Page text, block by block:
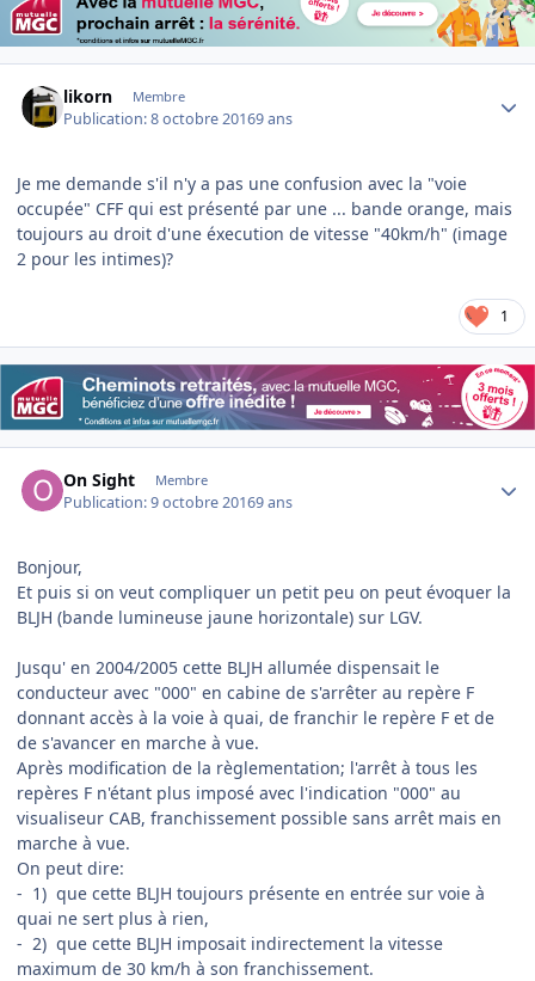
likorn Membre
Publication:8 octobre 20169 ans
Je me demande s'il n'y a pas une confusion avec la "voie
occupée" CFF qui est présenté par une ... bande orange, mais
toujours au droit d'une éxecution de vitesse "40km/h" (image
2 pour les intimes)?
1
On Sight Membre
Publication:9 octobre 20169 ans
Bonjour,
Et puis si on veut compliquer un petit peu on peut évoquer la
BLJH (bande lumineuse jaune horizontale) sur LGV.
Jusqu' en 2004/2005 cette BLJH allumée dispensait le
conducteur avec "000" en cabine de s'arrêter au repère F
donnant accès à la voie à quai, de franchir le repère F et de
de s'avancer en marche à vue.
Après modification de la règlementation; l'arrêt à tous les
repères F n'étant plus imposé avec l'indication "000" au
visualiseur CAB, franchissement possible sans arrêt mais en
marche à vue.
On peut dire:
- 1) que cette BLJH toujours présente en entrée sur voie à
quai ne sert plus à rien,
- 2) que cette BLJH imposait indirectement la vitesse
maximum de 30 km/h à son franchissement.